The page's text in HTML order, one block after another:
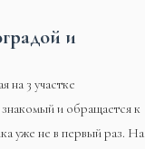
и
на 3 участке
и обращается к
уже не в первый раз. На